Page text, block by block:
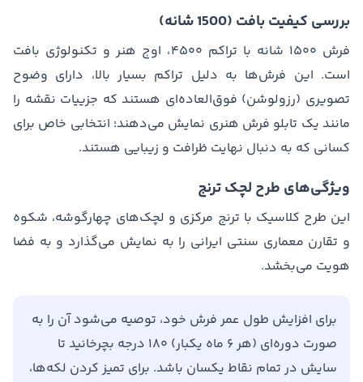
بررسی کیفیت بافت (1500 شانه)
فرش ۱۵۰۰ شانه با تراکم ۴۵۰۰، اوج هنر و تکنولوژی بافت
است. این فرش‌ها به دلیل تراکم بسیار بالا، دارای وضوح
تصویری (رزولوشن) فوق‌العاده‌ای هستند که جزییات نقشه را
مانند یک تابلو فرش هنری نمایش می‌دهند؛ انتخابی خاص برای
کسانی که به دنبال نهایت ظرافت و زیبایی هستند.
ویژگی‌های طرح لچک ترنج
این طرح کلاسیک با ترنج مرکزی و لچک‌های چهارگوشه، شکوه
و تقارن معماری سنتی ایرانی را به نمایش می‌گذارد و به فضا
هویت می‌بخشد.
برای افزایش طول عمر فرش خود، توصیه می‌شود آن را به
صورت دوره‌ای (هر ۶ ماه یکبار) ۱۸۰ درجه بچرخانید تا
سایش در تمام نقاط یکسان باشد. برای تمیز کردن لکه‌ها،